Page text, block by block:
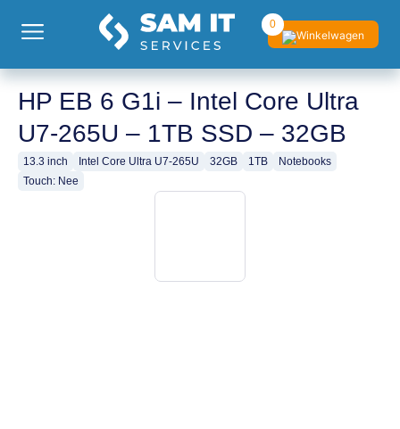
0
HP EB 6 G1i – Intel Core Ultra
U7-265U – 1TB SSD – 32GB
13.3 inch Intel Core Ultra U7-265U 32GB 1TB
Notebooks
Touch: Nee